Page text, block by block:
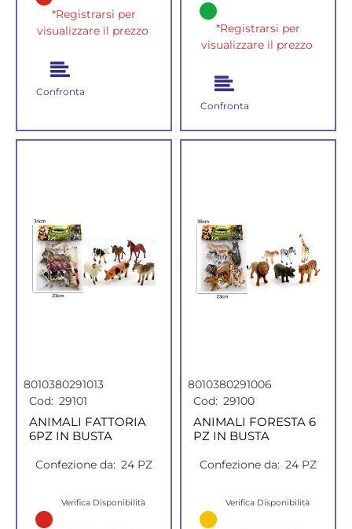
*Registrarsi per
visualizzare il prezzo
Confronta
*Registrarsi per
visualizzare il prezzo
Confronta
8010380291013
Cod: 29101
ANIMALI FATTORIA
6PZ IN BUSTA
Confezione da: 24 PZ
Verifica Disponibilità
8010380291006
Cod: 29100
ANIMALI FORESTA 6
PZ IN BUSTA
Confezione da: 24 PZ
Verifica Disponibilità